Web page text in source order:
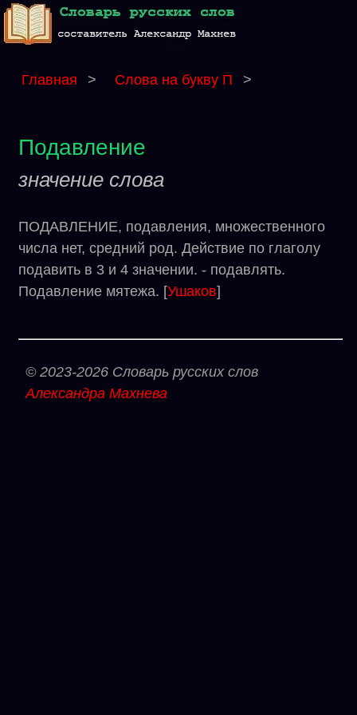
Главная > Слова на букву П >
Подавление
значение слова
ПОДАВЛЕНИЕ, подавления, множественного
числа нет, средний род. Действие по глаголу
подавить в 3 и 4 значении. - подавлять.
Подавление мятежа. [Ушаков]
© 2023-2026 Словарь русских слов
Александра Махнева